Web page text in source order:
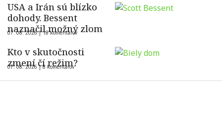
USA a Irán sú blízko
dohody. Bessent
naznačil možný zlom
07. 08. 2026 |18 komentárov
Kto v skutočnosti
zmení čí režim?
07. 08. 2026 |8 komentárov